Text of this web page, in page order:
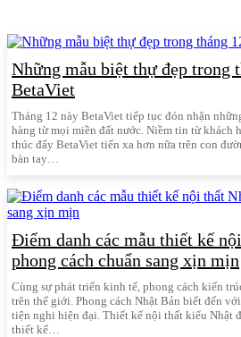
Những mẫu biệt thự đẹp trong
BetaViet
Tháng 12 này BetaViet tiếp tục đón nhận
hàng từ mọi miền đất nước. Niềm tin từ khách
thúc đẩy BetaViet tiến xa hơn nữa trên con
bàn tay…
Điểm danh các mẫu thiết kế
phong cách chuẩn sang xịn mịn
Cùng sự phát triển kinh tế, phong cách kiến
trên thế giới. Phong cách Nhật Bản biết đến
tiện nghi hiện đại. Thiết kế nội thất kiểu Nhật
thiết kế…